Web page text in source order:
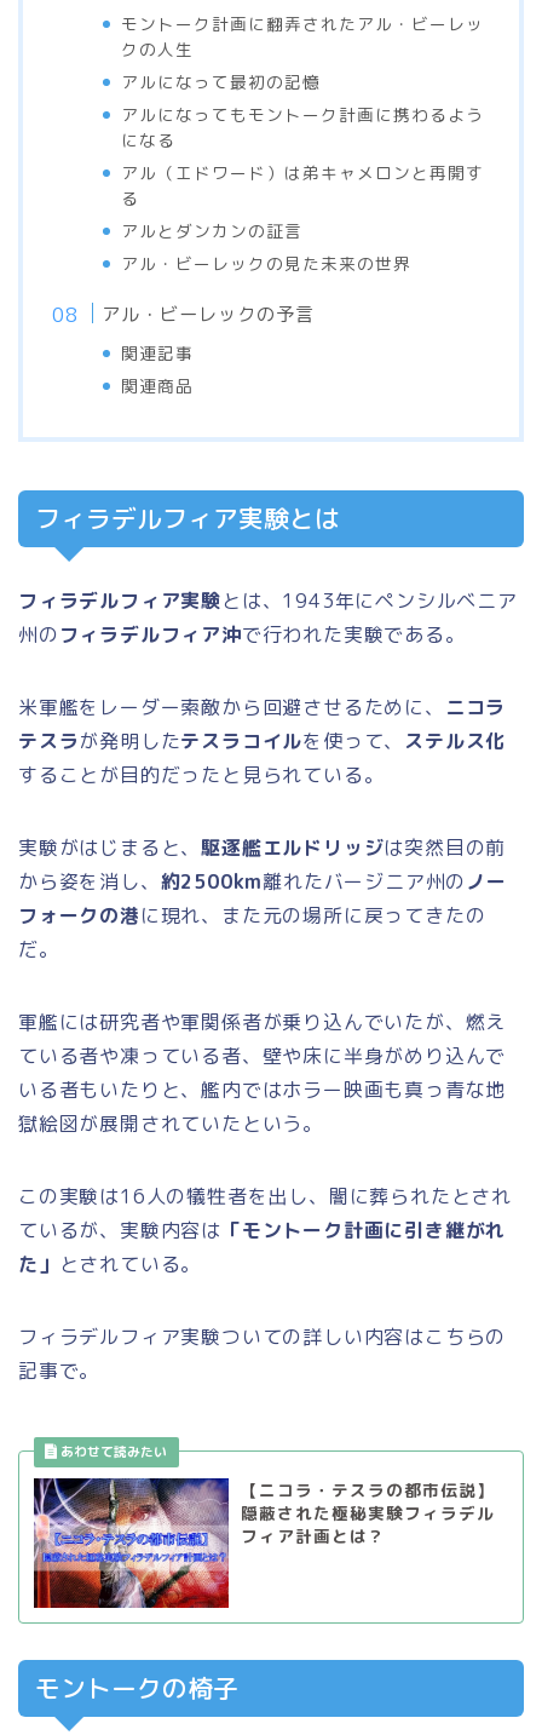
モントーク計画に翻弄されたアル・ビーレッ
クの人生
アルになって最初の記憶
アルになってもモントーク計画に携わるよう
になる
アル（エドワード）は弟キャメロンと再開す
る
アルとダンカンの証言
アル・ビーレックの見た未来の世界
アル・ビーレックの予言
関連記事
関連商品
フィラデルフィア実験とは
フィラデルフィア実験とは、1943年にペンシルベニア
州のフィラデルフィア沖で行われた実験である。
米軍艦をレーダー索敵から回避させるために、 ニコラ
テスラが発明したテスラコイルを使って、 ステルス化
することが目的だったと見られている。
実験がはじまると、駆逐艦エルドリッジは突然目の前
から姿を消し、 約2500km離れたバージニア州のノー
フォークの港に現れ、また元の場所に戻ってきたの
だ。
軍艦には研究者や軍関係者が乗り込んでいたが、燃え
ている者や凍っている者、壁や床に半身がめり込んで
いる者もいたりと、艦内ではホラー映画も真っ青な地
獄絵図が展開されていたという。
この実験は16人の犠牲者を出し、闇に葬られたとされ
ているが、実験内容は 「モントーク計画に引き継がれ
た」 とされている。
フィラデルフィア実験ついての詳しい内容はこちらの
記事で。
【ニコラ・テスラの都市伝説】
隠蔽された極秘実験フィラデル
フィア計画とは？
モントークの椅子